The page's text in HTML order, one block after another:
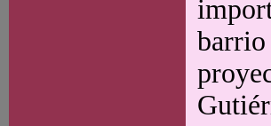
barrio